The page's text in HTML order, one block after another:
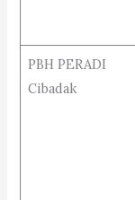
PBH PERADI
Cibadak